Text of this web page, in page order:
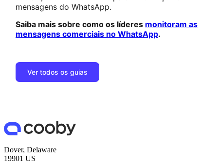
mensagens do WhatsApp.
Saiba mais sobre como os líderes monitoram as
mensagens comerciais no WhatsApp.
Ver todos os guias
Dover, Delaware
19901 US